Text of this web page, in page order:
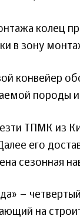
колец
в зону
конвейер
породы
ТПМК из
его
сезонная
–
на